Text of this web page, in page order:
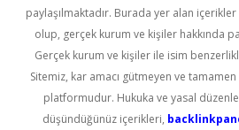
paylaşılmaktadır. Burada yer alan
olup, gerçek kurum ve kişiler hakkında
Gerçek kurum ve kişiler ile isim
Sitemiz, kar amacı gütmeyen ve
platformudur. Hukuka ve yasal
düşündüğünüz içerikleri,